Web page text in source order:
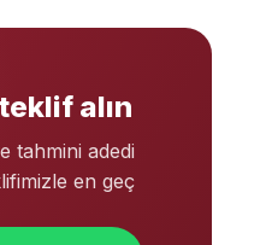
alın
tahmini adedi
en geç